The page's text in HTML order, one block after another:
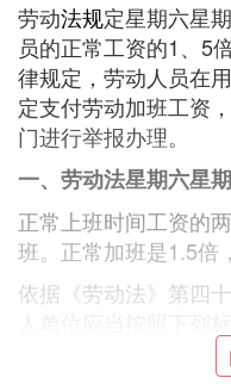
劳动法规定星期六星
员的正常工资的1、5
律规定，劳动人员在
定支付劳动加班工资
门进行举报办理。
一、劳动法星期六星
正常上班时间工资的
班。正常加班是1.5倍
依据《劳动法》第四